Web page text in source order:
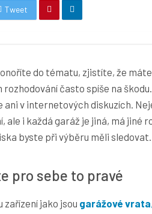
Tweet
do tématu, zjistíte, že
často spíše na
ani v internetových diskuzích.
ale i každá garáž je jiná, má jiné
byste při výběru měli sledovat.
pro sebe to pravé
zařízení jako jsou garážové vrata,